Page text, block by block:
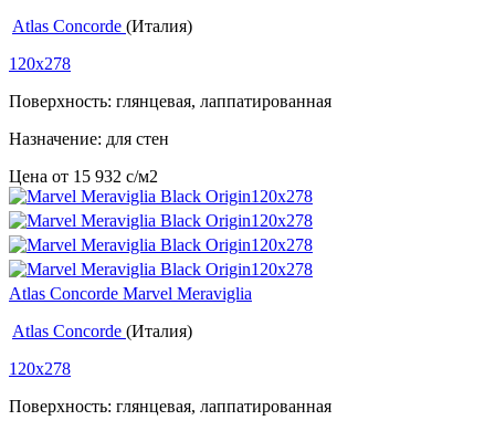
Atlas Concorde (Италия)
120x278
Поверхность: глянцевая, лаппатированная
Назначение: для стен
Цена от 15 932 c/м2
Atlas Concorde Marvel Meraviglia
Atlas Concorde (Италия)
120x278
Поверхность: глянцевая, лаппатированная